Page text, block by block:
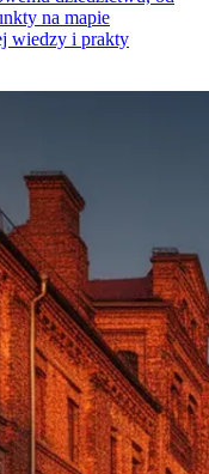
na mapie
wiedzy i prakty